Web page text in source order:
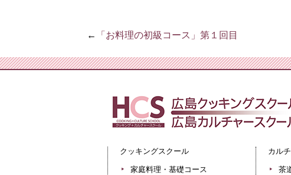
← 「お料理の初級コース」第１回目
クッキングスクール
家庭料理・基礎コース
カル
茶